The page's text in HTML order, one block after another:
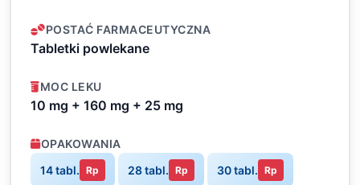
POSTAĆ FARMACEUTYCZNA
Tabletki powlekane
MOC LEKU
10 mg + 160 mg + 25 mg
OPAKOWANIA
14 tabl. Rp 28 tabl. Rp 30 tabl. Rp